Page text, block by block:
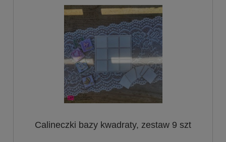
Calineczki bazy kwadraty, zestaw 9 szt